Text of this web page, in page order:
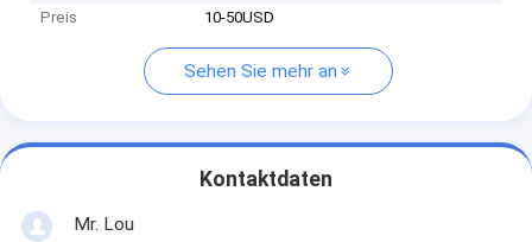
Preis
10-50USD
Sehen Sie mehr an
Kontaktdaten
Mr. Lou